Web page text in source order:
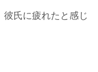
る 氏に疲れたと感じ